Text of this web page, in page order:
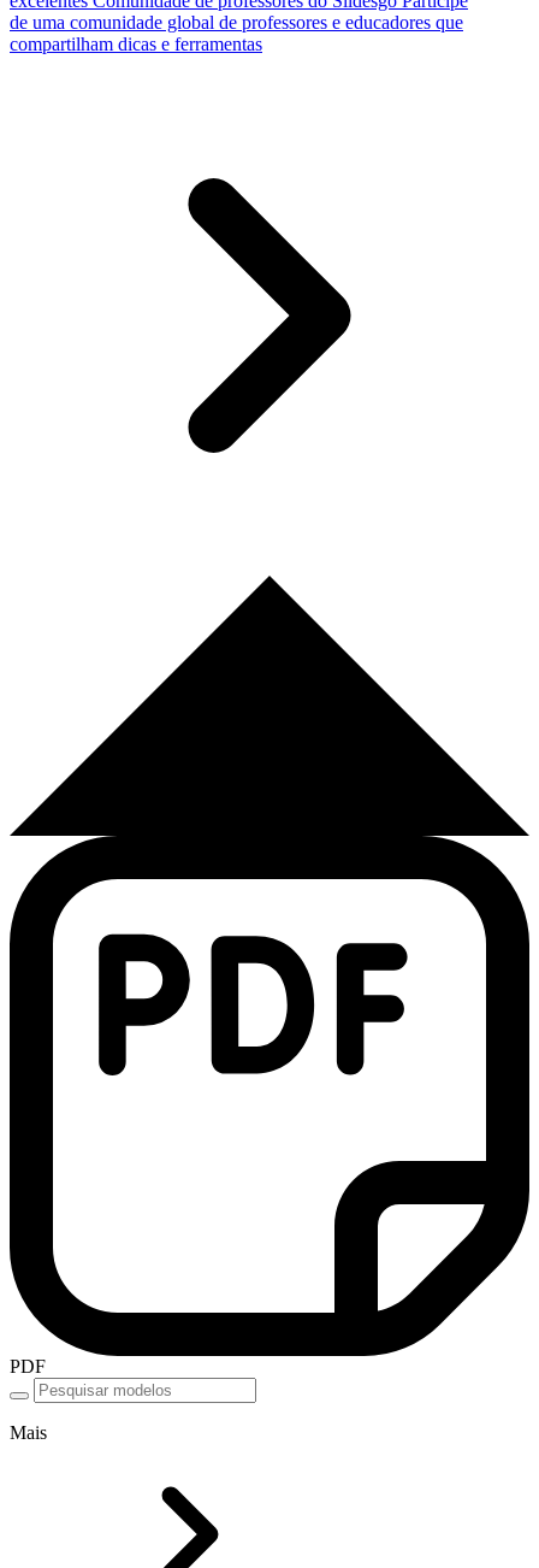
de uma comunidade global de professores e educadores que
compartilham dicas e ferramentas
PDF
Mais